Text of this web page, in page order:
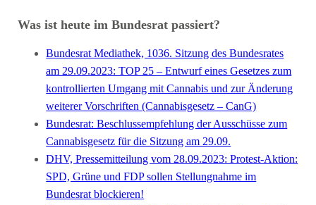
Was ist heute im Bundesrat passiert?
Bundesrat Mediathek, 1036. Sitzung des Bundesrates
am 29.09.2023: TOP 25 – Entwurf eines Gesetzes zum
kontrollierten Umgang mit Cannabis und zur Änderung
weiterer Vorschriften (Cannabisgesetz – CanG)
Bundesrat: Beschlussempfehlung der Ausschüsse zum
Cannabisgesetz für die Sitzung am 29.09.
DHV, Pressemitteilung vom 28.09.2023: Protest-Aktion:
SPD, Grüne und FDP sollen Stellungnahme im
Bundesrat blockieren!